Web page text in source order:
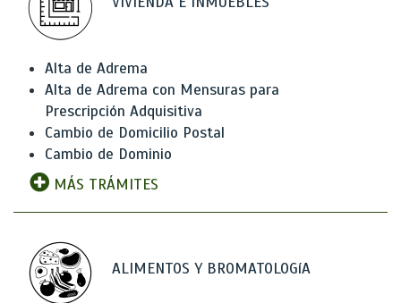
Alta de Adrema
Alta de Adrema con Mensuras para
Prescripción Adquisitiva
Cambio de Domicilio Postal
Cambio de Dominio
MÁS TRÁMITES
ALIMENTOS Y BROMATOLOGíA